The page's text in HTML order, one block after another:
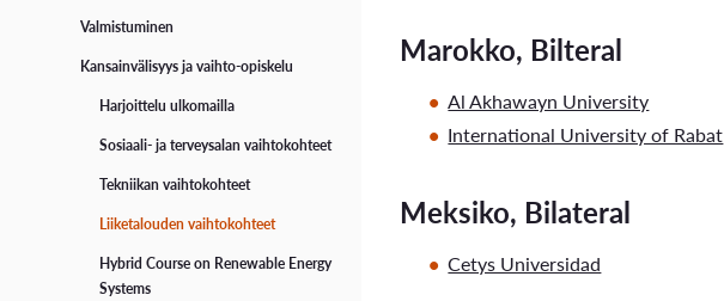
Valmistuminen
Kansainvälisyys ja vaihto-opiskelu
Harjoittelu ulkomailla
Sosiaali- ja terveysalan vaihtokohteet
Tekniikan vaihtokohteet
Liiketalouden vaihtokohteet
Hybrid Course on Renewable Energy
Systems
Marokko, Bilteral
Al Akhawayn University
International University of Rabat
Meksiko, Bilateral
Cetys Universidad